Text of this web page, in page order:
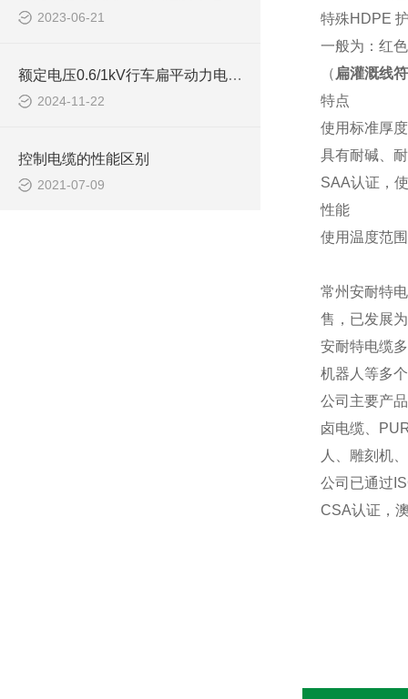
2023-06-21
额定电压0.6/1kV行车扁平动力电缆如何挑选
2024-11-22
控制电缆的性能区别
2021-07-09
特殊HDPE
一般为：红色
（ 扁灌溉线
特点
使用标准厚
具有耐碱、
SAA认证，
性能
使用温度范
常州安耐特
售，已发展
安耐特电缆
机器人等多
公司主要产
卤电缆、
人、雕刻机
公司已通过
CSA认证，